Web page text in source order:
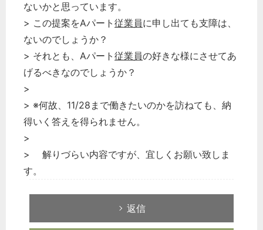
ないかと思っています。
> この提案をAパート 従業員に申し出ても支障は、
ないのでしょうか？
> それとも、Aパート 従業員の好きな様にさせてあ
げるべきなのでしょうか？
>
> ※何故、11/28まで働きたいのかを訪ねても、納
得いく答えを得られません。
>
> 解りづらい内容ですが、宜しくお願い致しま
す。
返信